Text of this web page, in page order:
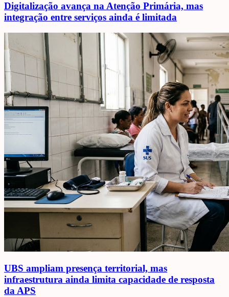
Digitalização avança na Atenção Primária, mas
integração entre serviços ainda é limitada
UBS ampliam presença territorial, mas
infraestrutura ainda limita capacidade de resposta
da APS